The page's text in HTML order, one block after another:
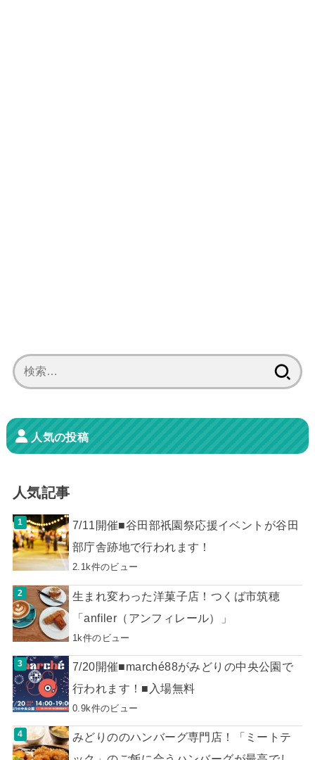
索:
人気の投稿
人気記事
7/11開催■谷田部祇園祭応援イベントが谷田
部庁舎跡地で行われます！
2.1k件のビュー
生まれ変わった洋菓子店！つくば市筑穂
「anfiler（アンフィレール）」
1k件のビュー
7/20開催■marché88がみどりの中央公園で
行われます！■入場無料
0.9k件のビュー
みどりののハンバーグ専門店！「ミートテ